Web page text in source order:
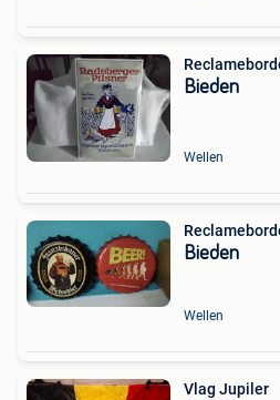
Bieden
Wellen
Bieden
Wellen
Vlag Jupiler